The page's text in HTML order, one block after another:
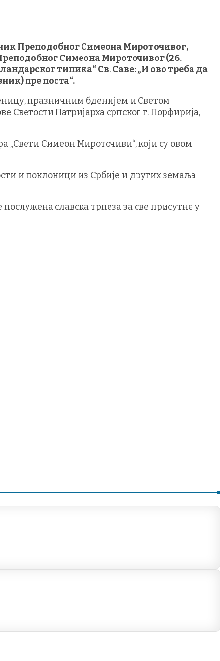
Преподобног Симеона Мироточивог,
Симеона Мироточивог (26.
типика“ Св. Саве: „И ово треба да
пре поста“.
празничним бденијем и Светом
Светости Патријарха српског г. Порфирија,
„Свети Симеон Мироточиви“, који су овом
и поклоници из Србије и других земаља
славска трпеза за све присутне у